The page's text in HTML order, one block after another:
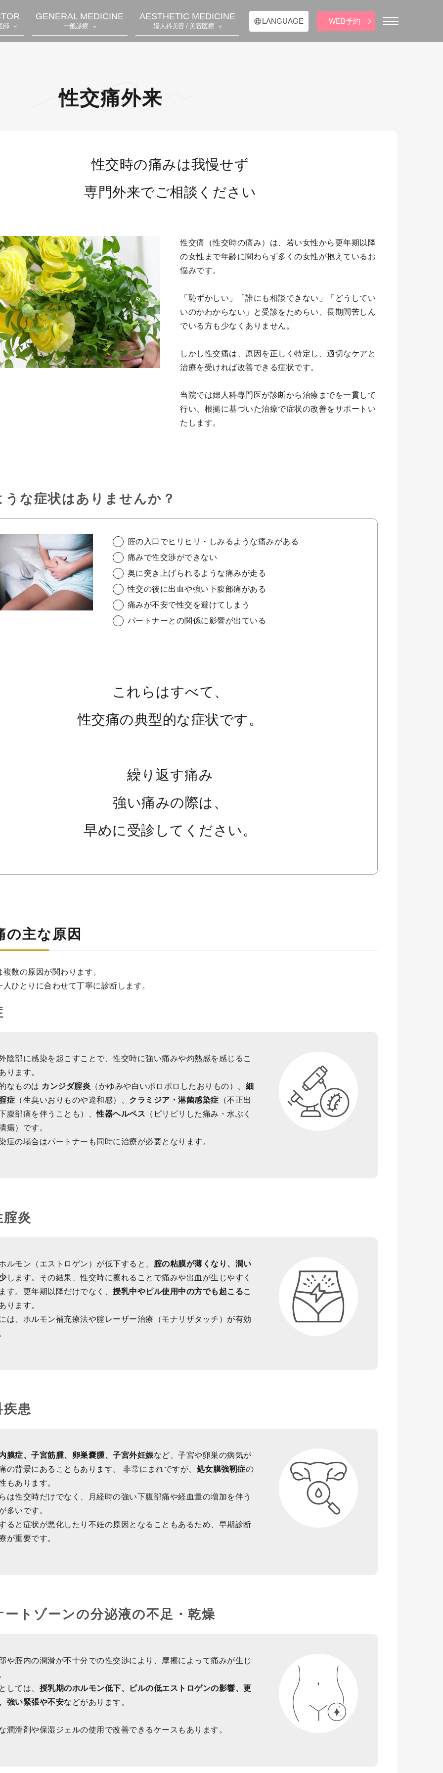
師
GENERAL MEDICINE
一般診療
AESTHETIC MEDICINE
婦人科美容 / 美容医療
LANGUAGE WEB予約
性交痛外来
性交時の痛みは我慢せず
専門外来でご相談ください
性交痛（性交時の痛み）は、若い女性から更年期以降
の女性まで年齢に関わらず多くの女性が抱えているお
悩みです。
「恥ずかしい」「誰にも相談できない」「どうしてい
いのかわからない」と受診をためらい、長期間苦しん
でいる方も少なくありません。
しかし性交痛は、原因を正しく特定し、適切なケアと
治療を受ければ改善できる症状です。
当院では婦人科専門医が診断から治療までを一貫して
行い、根拠に基づいた治療で症状の改善をサポートい
たします。
うな症状はありませんか？
腟の入口でヒリヒリ・しみるような痛みがある
痛みで性交渉ができない
奥に突き上げられるような痛みが走る
性交の後に出血や強い下腹部痛がある
痛みが不安で性交を避けてしまう
パートナーとの関係に影響が出ている
これらはすべて、
性交痛の典型的な症状です。
繰り返す痛み
強い痛みの際は、
早めに受診してください。
の主な原因
数の原因が関わります。
人ひとりに合わせて丁寧に診断します。
陰部に感染を起こすことで、性交時に強い痛みや灼熱感を感じるこ
ります。
なものは カンジダ腟炎 （かゆみや白いポロポロしたおりもの）、 細
症 （生臭いおりものや違和感）、 クラミジア・淋菌感染症 （不正出
腹部痛を伴うことも）、性器ヘルペス （ピリピリした痛み・水ぶく
瘍）です。
症の場合はパートナーも同時に治療が必要となります。
炎
ルモン（エストロゲン）が低下すると、 腟の粘膜が薄くなり、潤い
します。その結果、性交時に擦れることで痛みや出血が生じやすく
す。更年期以降だけでなく、 授乳中やピル使用中の方でも起こるこ
ります。
は、ホルモン補充療法や腟レーザー治療（モナリザタッチ）が有効
疾患
膜症、子宮筋腫、卵巣嚢腫、子宮外妊娠など、子宮や卵巣の病気が
の背景にあることもあります。 非常にまれですが、 処女膜強靭症の
もあります。
は性交時だけでなく、月経時の強い下腹部痛や経血量の増加を伴う
多いです。
ると症状が悪化したり不妊の原因となることもあるため、早期診断
が重要です。
ートゾーンの分泌液の不足・乾燥
や腟内の潤滑が不十分での性交渉により、摩擦によって痛みが生じ
しては、 授乳期のホルモン低下、ピルの低エストロゲンの影響、更
強い緊張や不安などがあります。
潤滑剤や保湿ジェルの使用で改善できるケースもあります。